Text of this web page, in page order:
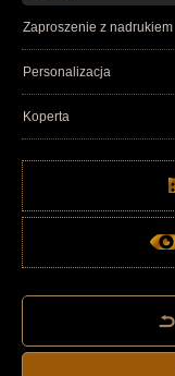
Zaproszenie z nadrukiem
Personalizacja
Koperta